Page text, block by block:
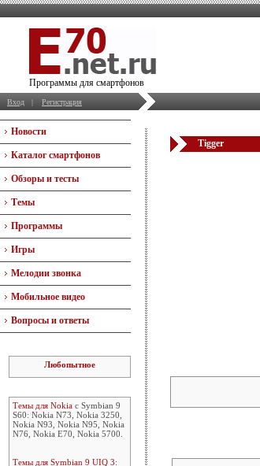
Программы для смартфонов
Вход | Регистрация
Новости
Каталог смартфонов
Обзоры и тесты
Темы
Программы
Игры
Мелодии звонка
Мобильное видео
Вопросы и ответы
Любопытное
Темы для Nokia с Symbian 9
S60: Nokia N73, Nokia 3250,
Nokia N93, Nokia N95, Nokia
N76, Nokia E70, Nokia 5700.
Темы для Symbian 9 UIQ 3:
Tigger